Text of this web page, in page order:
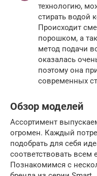
технологию,
стирать водой
Происходит
порошком, а
метод подачи
оказалась
поэтому она
современных
Обзор моделей
Ассортимент
огромен. Каждый
подобрать для себя
соответствовать
Познакомимся с